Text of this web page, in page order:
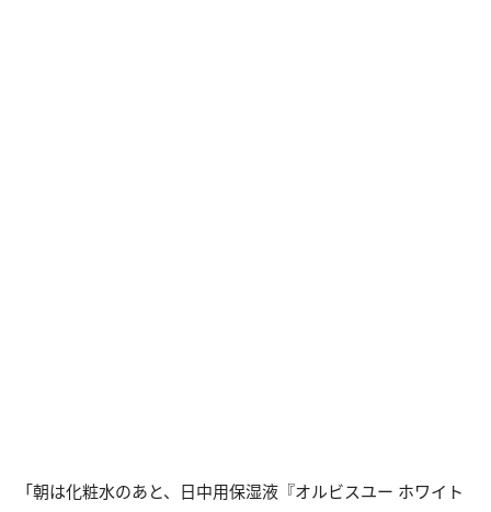
「朝は化粧水のあと、日中用保湿液『オルビスユー ホワイト